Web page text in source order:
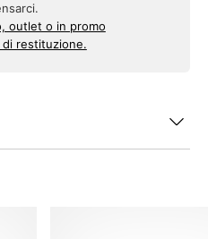
outlet o in promo
restituzione.